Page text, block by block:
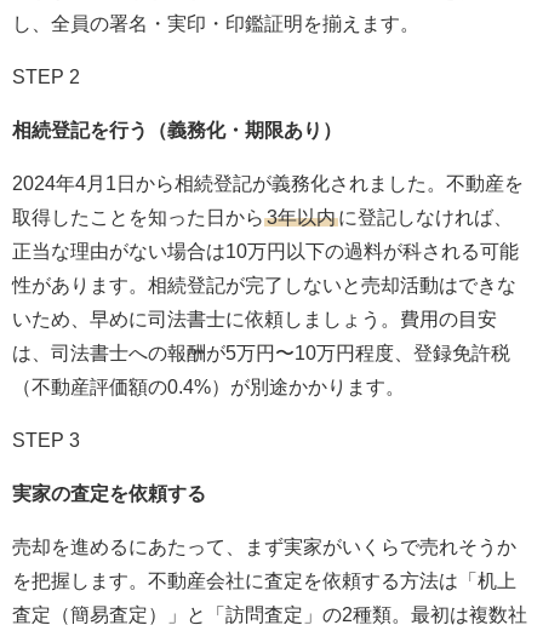
し、全員の署名・実印・印鑑証明を揃えます。
STEP 2
相続登記を行う（義務化・期限あり）
2024年4月1日から相続登記が義務化されました。不動産を
取得したことを知った日から 3年以内に登記しなければ、
正当な理由がない場合は10万円以下の過料が科される可能
性があります。相続登記が完了しないと売却活動はできな
いため、早めに司法書士に依頼しましょう。費用の目安
は、司法書士への報酬が5万円〜10万円程度、登録免許税
（不動産評価額の0.4%）が別途かかります。
STEP 3
実家の査定を依頼する
売却を進めるにあたって、まず実家がいくらで売れそうか
を把握します。不動産会社に査定を依頼する方法は「机上
査定（簡易査定）」と「訪問査定」の2種類。最初は複数社